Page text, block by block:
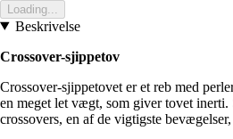
Loading...
Beskrivelse
Crossover-sjippetov
Crossover-sjippetovet er et reb med
en meget let vægt, som giver tovet inerti.
crossovers, en af de vigtigste